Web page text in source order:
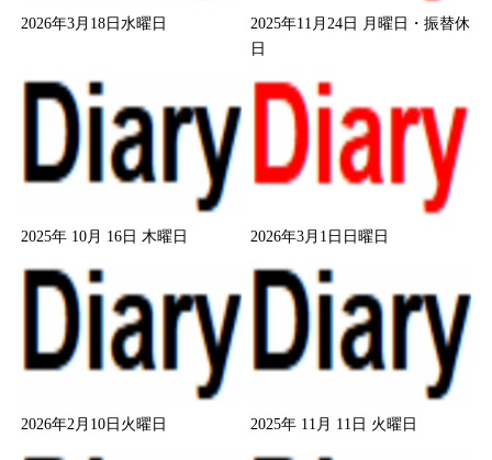
2026年3月18日水曜日
2025年11月24日 月曜日・振替休
日
2025年 10月 16日 木曜日 2026年3月1日日曜日
2026年2月10日火曜日 2025年 11月 11日 火曜日